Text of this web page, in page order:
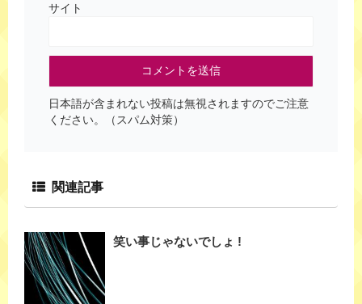
サイト
日本語が含まれない投稿は無視されますのでご注意
ください。（スパム対策）
関連記事
笑い事じゃないでしょ !